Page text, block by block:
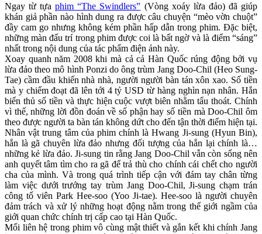
Ngay từ tựaphim “The Swindlers” (Vòng xoáy lừa đảo) đã giúp
khán giả phần nào hình dung ra được câu chuyện “mèo vờn chuột”
đầy cam go nhưng không kém phần hấp dẫn trong phim. Đặc biệt,
những màn đấu trí trong phim được coi là bất ngờ và là điểm “sáng”
nhất trong nội dung của tác phẩm điện ảnh này.
Xoay quanh năm 2008 khi mà cả cả Hàn Quốc rúng động bởi vụ
lừa đảo theo mô hình Ponzi do ông trùm Jang Doo-Chil (Heo Sung-
Tae) cầm đầu khiến nhà nhà, người người bàn tán xôn xao. Số tiền
mà y chiếm đoạt đã lên tới 4 tỷ USD từ hàng nghìn nạn nhân. Hắn
biển thủ số tiền và thực hiện cuộc vượt biên nhằm tẩu thoát. Chính
vì thế, những lời đồn đoán về số phận hay số tiền mà Doo-Chil ôm
theo được người ta bàn tán không dứt cho đến tận thời điểm hiện tại.
Nhân vật trung tâm của phim chính là Hwang Ji-sung (Hyun Bin),
hắn là gã chuyên lừa đảo nhưng đối tượng của hắn lại chính là…
những kẻ lừa đảo. Ji-sung tin rằng Jang Doo-Chil vẫn còn sống nên
anh quyết tâm tìm cho ra gã để trả thù cho chính cái chết cho người
cha của mình. Và trong quá trình tiếp cận với đám tay chân từng
làm việc dưới trướng tay trùm Jang Doo-Chil, Ji-sung chạm trán
công tố viên Park Hee-soo (Yoo Ji-tae). Hee-soo là người chuyên
đảm trách và xử lý những hoạt động nằm trong thế giới ngầm của
giới quan chức chính trị cấp cao tại Hàn Quốc.
Mối liên hệ trong phim vô cùng mật thiết và gắn kết khi chính Jang